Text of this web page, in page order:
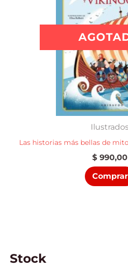
Stock
Las historias más bellas de
$ 990,00
Comprar